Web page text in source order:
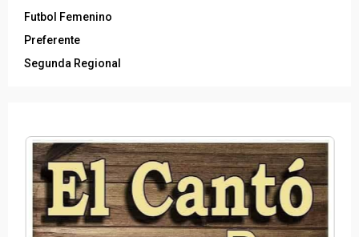
Futbol Femenino
Preferente
Segunda Regional